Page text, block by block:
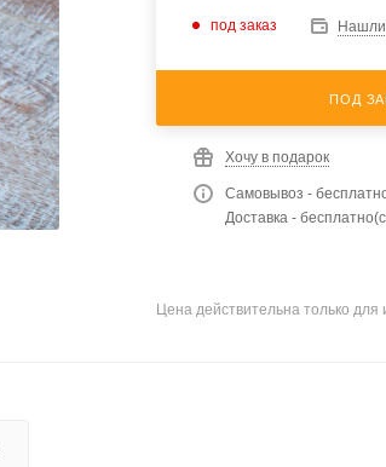
под заказ
ПОД
Хочу в подарок
Самовывоз -
Доставка -
Цена действительна только